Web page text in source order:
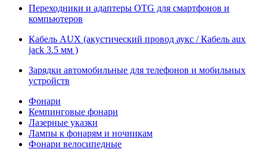
Переходники и адаптеры OTG для смартфонов и
компьютеров
Кабель AUX (акустический провод аукс / Кабель aux
jack 3.5 мм )
Зарядки автомобильные для телефонов и мобильных
устройств
Фонари
Кемпинговые фонари
Лазерные указки
Лампы к фонарям и ночникам
Фонари велосипедные